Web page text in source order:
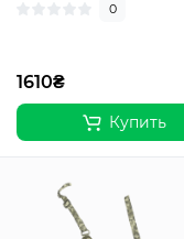
0
1610₴
Купить